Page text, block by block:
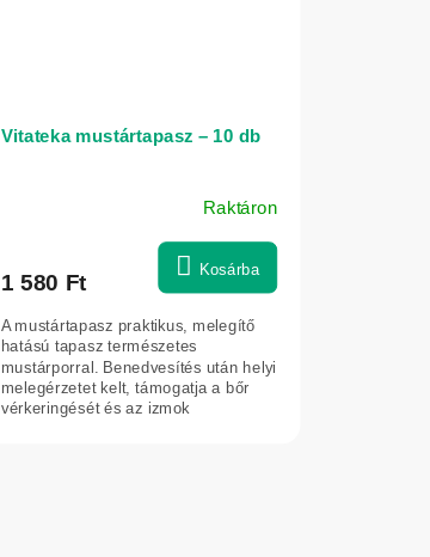
Vitateka mustártapasz – 10 db
Raktáron
1 580 Ft Kosárba
A mustártapasz praktikus, melegítő
hatású tapasz természetes
mustárporral. Benedvesítés után helyi
melegérzetet kelt, támogatja a bőr
vérkeringését és az izmok